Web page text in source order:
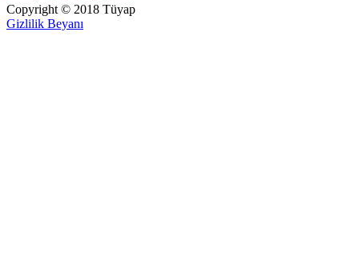
Copyright © 2018 Tüyap
Gizlilik Beyanı